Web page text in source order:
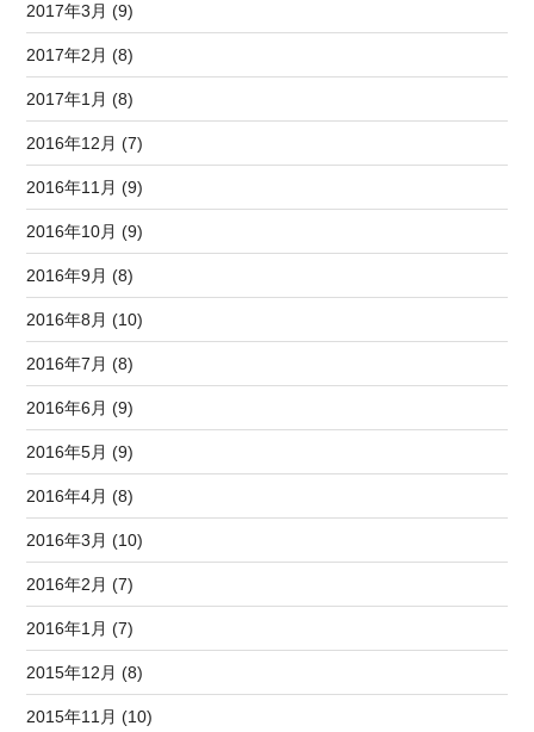
2017年3月 (9)
2017年2月 (8)
2017年1月 (8)
2016年12月 (7)
2016年11月 (9)
2016年10月 (9)
2016年9月 (8)
2016年8月 (10)
2016年7月 (8)
2016年6月 (9)
2016年5月 (9)
2016年4月 (8)
2016年3月 (10)
2016年2月 (7)
2016年1月 (7)
2015年12月 (8)
2015年11月 (10)